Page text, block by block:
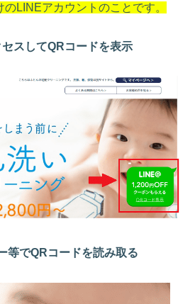
LINEアカウントのことです。
スしてQRコードを表示
等でQRコードを読み取る